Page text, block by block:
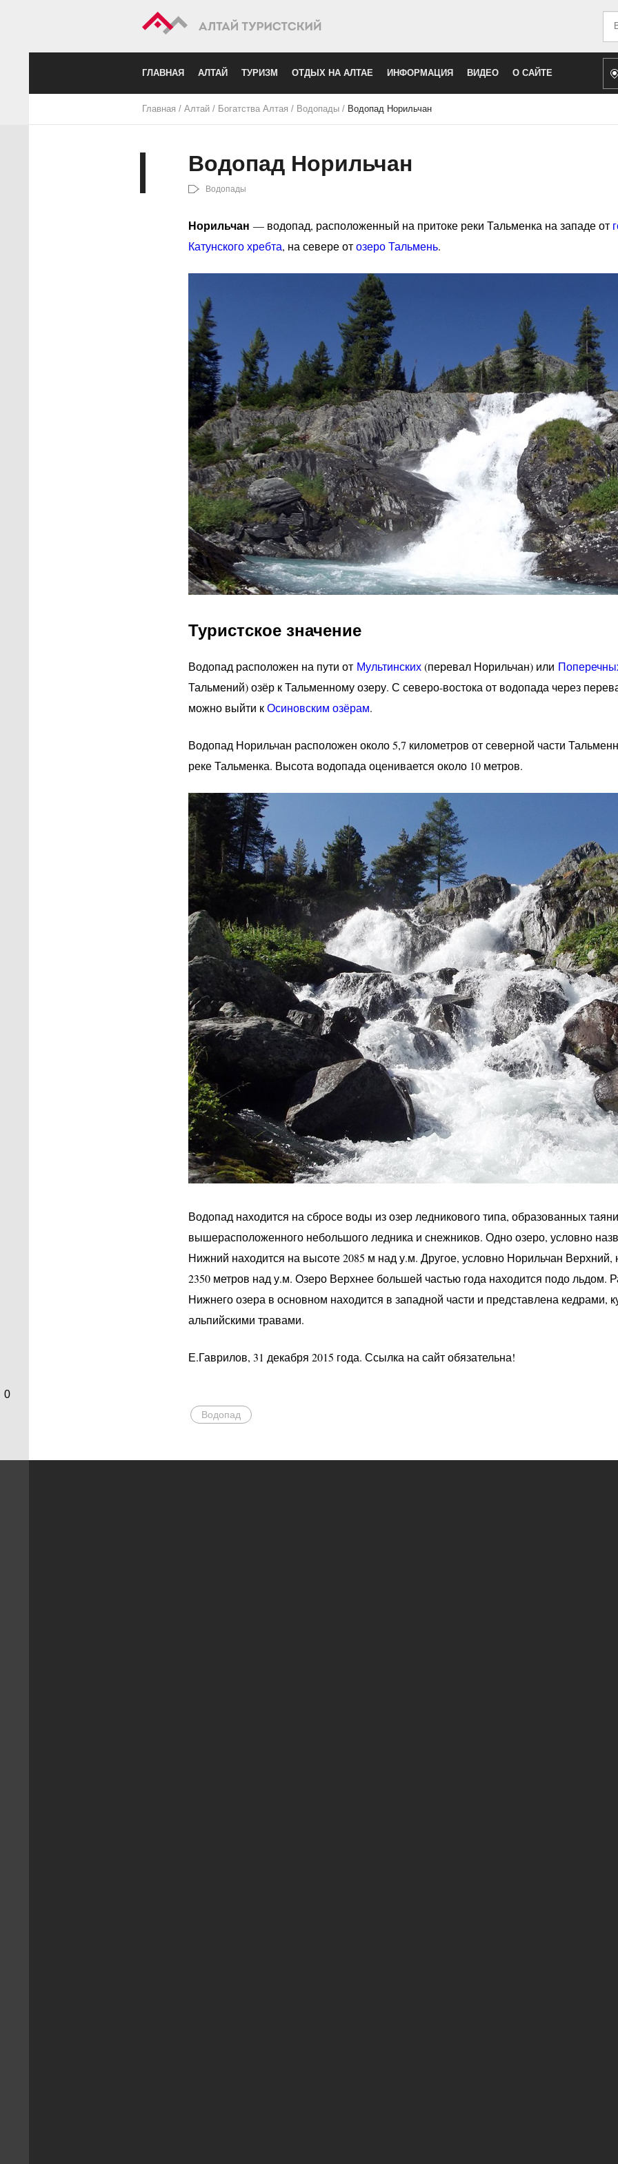
ГЛАВНАЯ АЛТАЙ ТУРИЗМ ОТДЫХ НА АЛТАЕ ИНФОРМАЦИЯ ВИДЕО О САЙТЕ
Главная / Алтай/ Богатства Алтая / Водопады/ Водопад Норильчан
Водопад Норильчан
Водопады
Норильчан — водопад, расположенный на притоке реки Тальменка на западе от
Катунского хребта, на севере отозеро Тальмень.
Туристское значение
Водопад расположен на пути от Мультинских(перевал Норильчан) или
Тальмений) озёр к Тальменному озеру. С северо-востока от водопада через
можно выйти кОсиновским озёрам.
Водопад Норильчан расположен около 5,7 километров от северной части
реке Тальменка. Высота водопада оценивается около 10 метров.
Водопад находится на сбросе воды из озер ледникового типа, образованных
вышерасположенного небольшого ледника и снежников. Одно озеро, условно
Нижний находится на высоте 2085 м над у.м. Другое, условно Норильчан Верхний,
2350 метров над у.м. Озеро Верхнее большей частью года находится подо льдом.
Нижнего озера в основном находится в западной части и представлена кедрами,
альпийскими травами.
Е.Гаврилов, 31 декабря 2015 года. Ссылка на сайт обязательна!
0
Водопад